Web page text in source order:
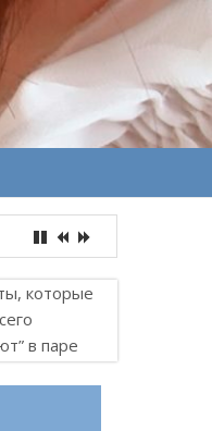
которые
в паре